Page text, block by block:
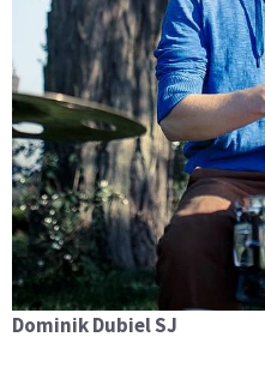
Dominik Dubiel SJ